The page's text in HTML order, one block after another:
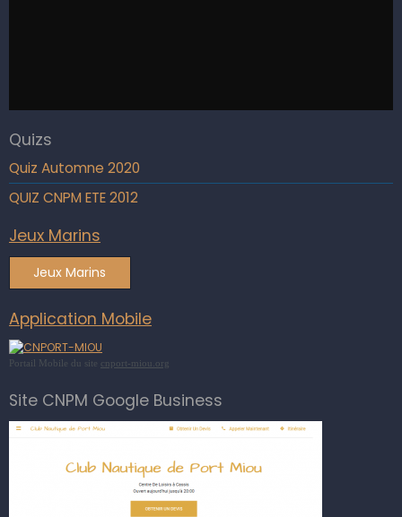
Quizs
Quiz Automne 2020
QUIZ CNPM ETE 2012
Jeux Marins
Jeux Marins
Application Mobile
Portail Mobile du site cnport-miou.org
Site CNPM Google Business